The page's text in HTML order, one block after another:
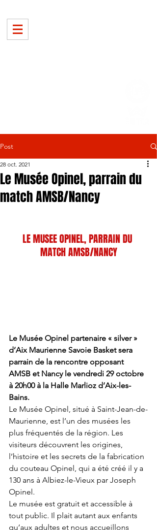
Post
Le Musée Opinel, parrain du
match AMSB/Nancy
28 oct. 2021
LE MUSEE OPINEL, PARRAIN DU
MATCH AMSB/NANCY
Le Musée Opinel partenaire « silver »
d’Aix Maurienne Savoie Basket sera
parrain de la rencontre opposant
AMSB et Nancy le vendredi 29 octobre
à 20h00 à la Halle Marlioz d’Aix-les-
Bains.
Le Musée Opinel, situé à Saint-Jean-de-
Maurienne, est l’un des musées les
plus fréquentés de la région. Les
visiteurs découvrent les origines,
l’histoire et les secrets de la fabrication
du couteau Opinel, qui a été créé il y a
130 ans à Albiez-le-Vieux par Joseph
Opinel.
Le musée est gratuit et accessible à
tout public. Il plait autant aux enfants
qu’aux adultes et nous accueillons